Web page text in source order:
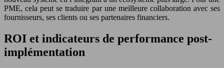
PME, cela peut se traduire par une meilleure collaboration avec ses
fournisseurs, ses clients ou ses partenaires financiers.
ROI et indicateurs de performance post-
implémentation